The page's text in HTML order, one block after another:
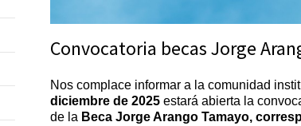
Convocatoria becas Jorge
Nos complace informar a la comunidad
diciembre de 2025 estará abierta la
de la Beca Jorge Arango Tamayo,